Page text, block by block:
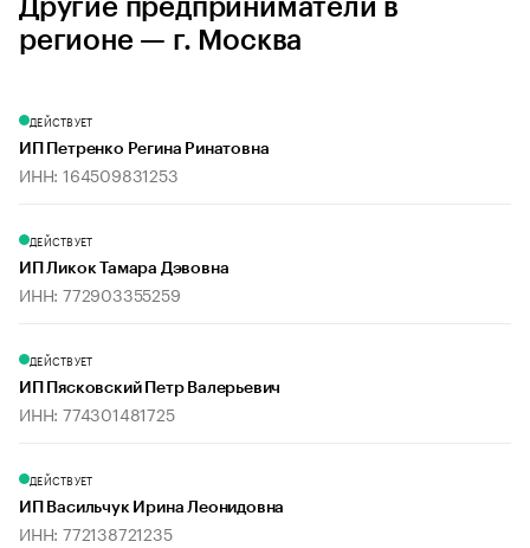
Другие предприниматели в
регионе — г. Москва
ДЕЙСТВУЕТ
ИП Петренко Регина Ринатовна
ИНН: 164509831253
ДЕЙСТВУЕТ
ИП Ликок Тамара Дэвовна
ИНН: 772903355259
ДЕЙСТВУЕТ
ИП Пясковский Петр Валерьевич
ИНН: 774301481725
ДЕЙСТВУЕТ
ИП Васильчук Ирина Леонидовна
ИНН: 772138721235